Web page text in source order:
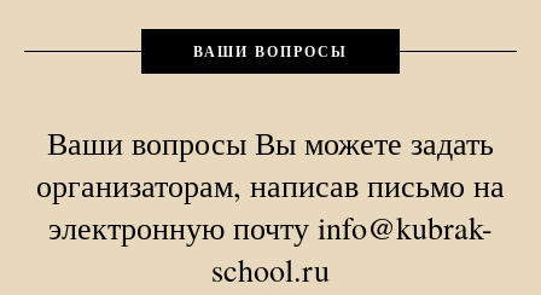
ВАШИ ВОПРОСЫ
Ваши вопросы Вы можете задать
организаторам, написав письмо на
электронную почту info@kubrak-
school.ru